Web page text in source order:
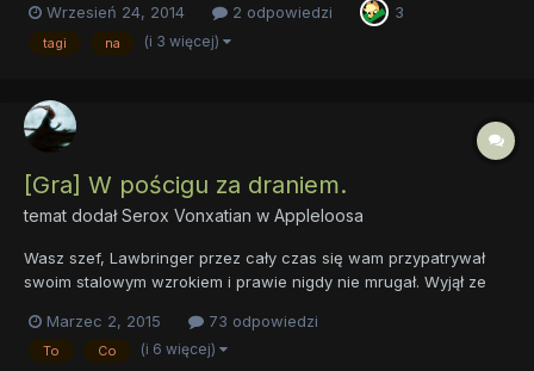
Stokrotkach. Dlaczego? Bo tak. "OPOWIADANIE, W KTÓRYM
FLUTTERSHY JEST MINIONEM, ANGEL GŁÓWNYM ZŁYM, A
Wrzesień 24, 2014 2 odpowiedzi 3
tagi na (i 3 więcej)
[Gra] W pościgu za draniem.
temat dodałSerox Vonxatian w Appleloosa
Wasz szef, Lawbringer przez cały czas się wam przypatrywał
swoim stalowym wzrokiem i prawie nigdy nie mrugał. Wyjął ze
ambitnych rekrutów, którzy zapewne mają jakiś potencjał, ale
niestety nie mógł go sam uwolnić. Musiał wysłać kogoś teraz...
Marzec 2, 2015 73 odpowiedzi
To Co (i 6 więcej)